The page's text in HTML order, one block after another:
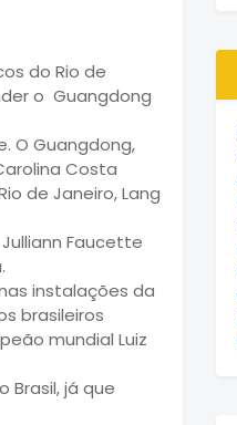
do Rio de
o Guangdong
O Guangdong,
Costa
de Janeiro, Lang
Faucette
instalações da
brasileiros
mundial Luiz
Brasil, já que